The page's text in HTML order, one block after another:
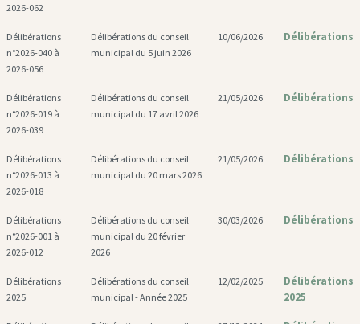
2026-062
Délibérations
n°2026-040 à
2026-056
Délibérations du conseil
municipal du 5 juin 2026
10/06/2026 Délibérations
Délibérations
n°2026-019 à
2026-039
Délibérations du conseil
municipal du 17 avril 2026
21/05/2026 Délibérations
Délibérations
n°2026-013 à
2026-018
Délibérations du conseil
municipal du 20 mars 2026
21/05/2026 Délibérations
Délibérations
n°2026-001 à
2026-012
Délibérations du conseil
municipal du 20 février
2026
30/03/2026 Délibérations
Délibérations
2025
Délibérations du conseil
municipal - Année 2025
12/02/2025
Délibérations
2025